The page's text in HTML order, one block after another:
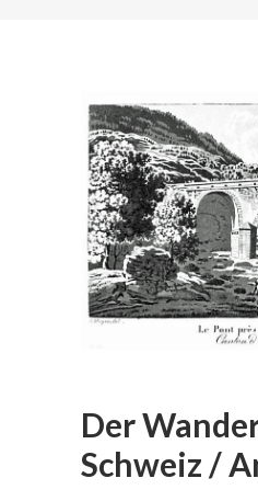
Der
Schweiz /